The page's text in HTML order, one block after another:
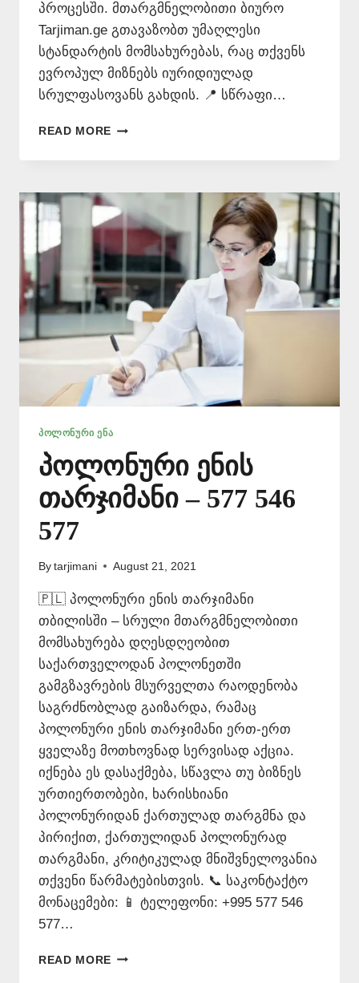
პროცესში. მთარგმნელობითი ბიურო
Tarjiman.ge გთავაზობთ უმაღლესი
სტანდარტის მომსახურებას, რაც თქვენს
ევროპულ მიზნებს იურიდიულად
სრულფასოვანს გახდის. 📍 სწრაფი…
READ MORE ᲗᲐᲠᲒᲛᲜᲐ
📞
546
577
ᲞᲝᲚᲝᲜᲣᲠᲘ ᲔᲜᲐ
პოლონური ენის
თარჯიმანი – 577 546
577
By tarjimani August 21, 2021
🇵🇱 პოლონური ენის თარჯიმანი
თბილისში – სრული მთარგმნელობითი
მომსახურება დღესდღეობით
საქართველოდან პოლონეთში
გამგზავრების მსურველთა რაოდენობა
საგრძნობლად გაიზარდა, რამაც
პოლონური ენის თარჯიმანი ერთ-ერთ
ყველაზე მოთხოვნად სერვისად აქცია.
იქნება ეს დასაქმება, სწავლა თუ ბიზნეს
ურთიერთობები, ხარისხიანი
პოლონურიდან ქართულად თარგმნა და
პირიქით, ქართულიდან პოლონურად
თარგმანი, კრიტიკულად მნიშვნელოვანია
თქვენი წარმატებისთვის. 📞 საკონტაქტო
მონაცემები: 📱 ტელეფონი: +995 577 546
577…
READ MORE ᲞᲝᲚᲝᲜᲣᲠᲘ